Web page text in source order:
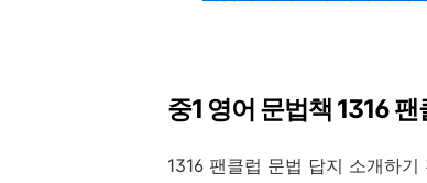
중1 영어 문법책 1316 팬
1316 팬클럽 문법 답지 소개하